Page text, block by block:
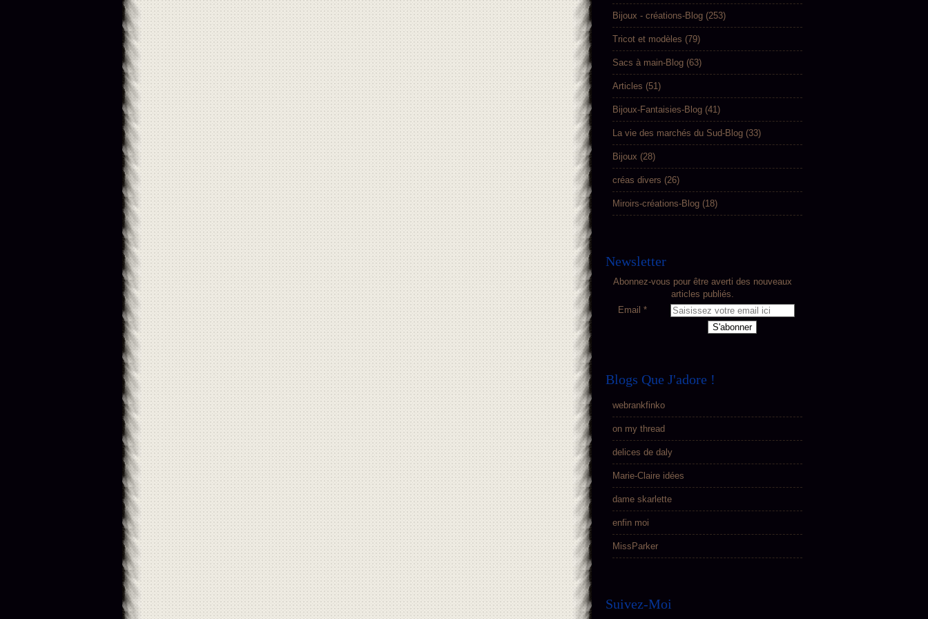
Bijoux - créations-Blog (253)
Tricot et modèles (79)
Sacs à main-Blog (63)
Articles (51)
Bijoux-Fantaisies-Blog (41)
La vie des marchés du Sud-Blog (33)
Bijoux (28)
créas divers (26)
Miroirs-créations-Blog (18)
Newsletter
Abonnez-vous pour être averti des nouveaux
articles publiés.
Email
Blogs Que J'adore !
webrankfinko
on my thread
delices de daly
Marie-Claire idées
dame skarlette
enfin moi
MissParker
Suivez-Moi